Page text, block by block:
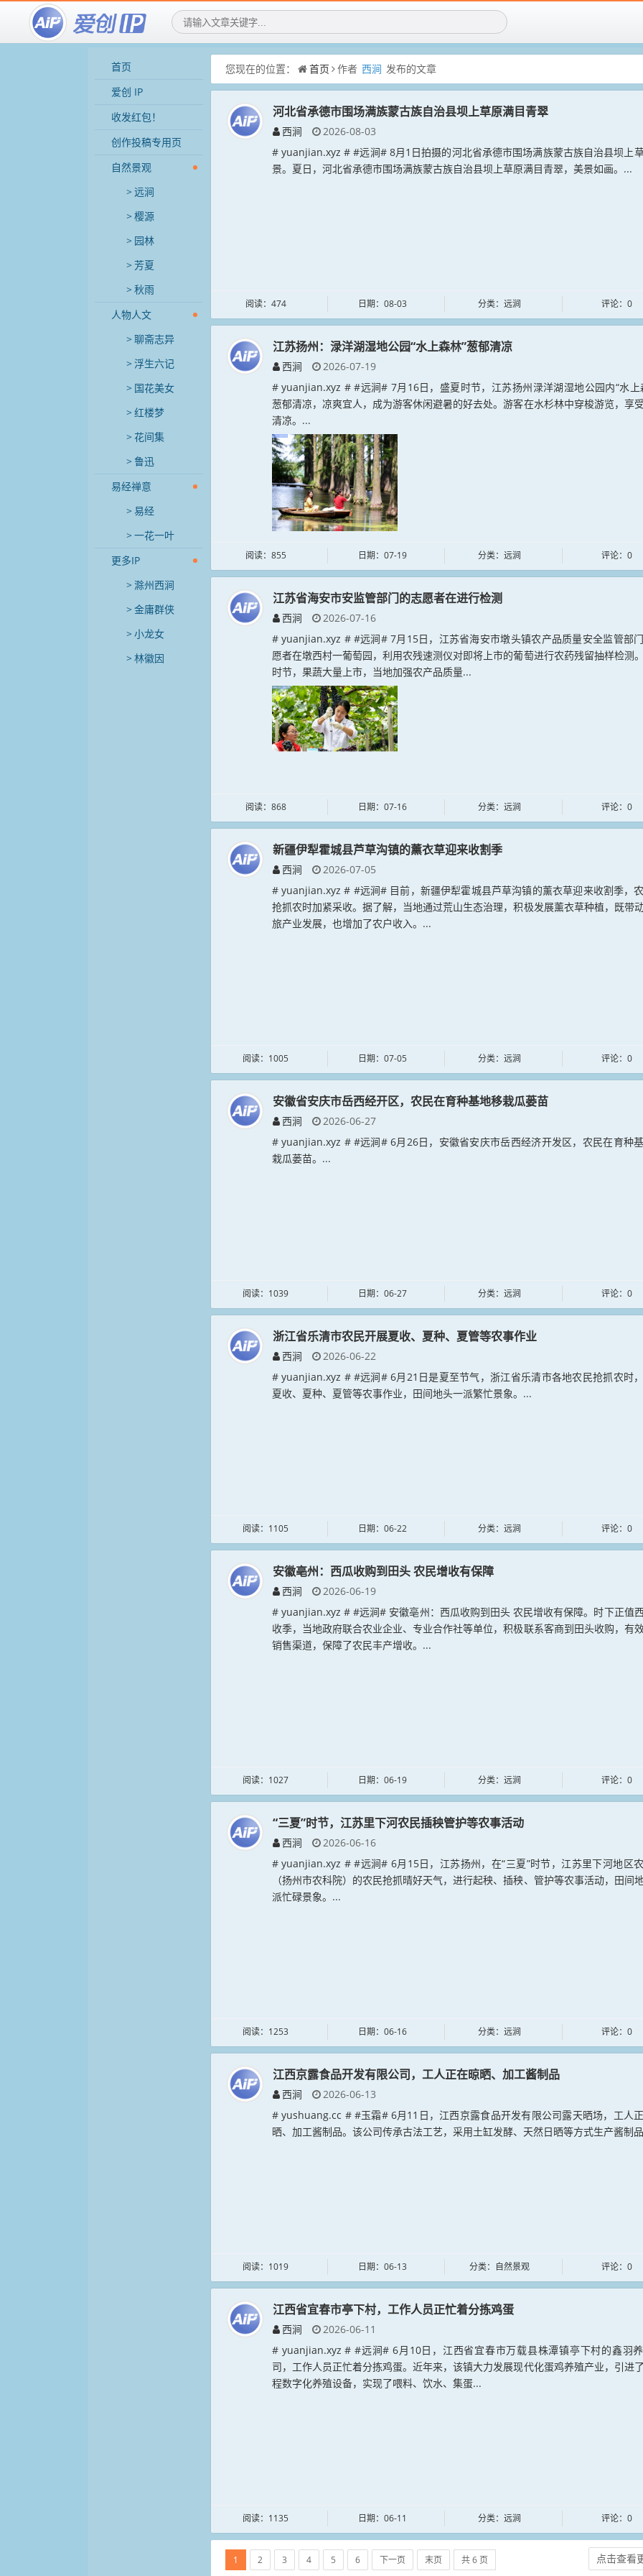
首页
爱创 IP
收发红包！
创作投稿专用页
自然景观
远涧
樱源
园林
芳夏
秋雨
人物人文
聊斋志异
浮生六记
国花美女
红楼梦
花间集
鲁迅
易经禅意
易经
一花一叶
更多IP
滁州西涧
金庸群侠
小龙女
林徽因
您现在的位置： 首页 作者 西涧 发布的文章
河北省承德市围场满族蒙古族自治县坝上草原满目青翠
西涧
2026-08-03
# yuanjian.xyz # #远涧# 8月1日拍摄的河北省承德市围场满族蒙古族自治县坝上
景。夏日，河北省承德市围场满族蒙古族自治县坝上草原满目青翠，美景如画。...
阅读：474 日期：08-03 分类：远涧 评论：0
江苏扬州：渌洋湖湿地公园“水上森林”葱郁清凉
西涧
2026-07-19
# yuanjian.xyz # #远涧# 7月16日，盛夏时节，江苏扬州渌洋湖湿地公园内“水上
葱郁清凉，凉爽宜人，成为游客休闲避暑的好去处。游客在水杉林中穿梭游览，享
清凉。...
阅读：855 日期：07-19 分类：远涧 评论：0
江苏省海安市安监管部门的志愿者在进行检测
西涧
2026-07-16
# yuanjian.xyz # #远涧# 7月15日，江苏省海安市墩头镇农产品质量安全监管部
愿者在墩西村一葡萄园，利用农残速测仪对即将上市的葡萄进行农药残留抽样检测
时节，果蔬大量上市，当地加强农产品质量...
阅读：868 日期：07-16 分类：远涧 评论：0
新疆伊犁霍城县芦草沟镇的薰衣草迎来收割季
西涧
2026-07-05
# yuanjian.xyz # #远涧# 目前，新疆伊犁霍城县芦草沟镇的薰衣草迎来收割季，
抢抓农时加紧采收。据了解，当地通过荒山生态治理，积极发展薰衣草种植，既带
旅产业发展，也增加了农户收入。...
阅读：1005 日期：07-05 分类：远涧 评论：0
安徽省安庆市岳西经开区，农民在育种基地移栽瓜蒌苗
西涧
2026-06-27
# yuanjian.xyz # #远涧# 6月26日，安徽省安庆市岳西经济开发区，农民在育种
栽瓜蒌苗。...
阅读：1039 日期：06-27 分类：远涧 评论：0
浙江省乐清市农民开展夏收、夏种、夏管等农事作业
西涧
2026-06-22
# yuanjian.xyz # #远涧# 6月21日是夏至节气，浙江省乐清市各地农民抢抓农时
夏收、夏种、夏管等农事作业，田间地头一派繁忙景象。...
阅读：1105 日期：06-22 分类：远涧 评论：0
安徽亳州：西瓜收购到田头 农民增收有保障
西涧
2026-06-19
# yuanjian.xyz # #远涧# 安徽亳州：西瓜收购到田头 农民增收有保障。时下正值
收季，当地政府联合农业企业、专业合作社等单位，积极联系客商到田头收购，有
销售渠道，保障了农民丰产增收。...
阅读：1027 日期：06-19 分类：远涧 评论：0
“三夏”时节，江苏里下河农民插秧管护等农事活动
西涧
2026-06-16
# yuanjian.xyz # #远涧# 6月15日，江苏扬州，在“三夏”时节，江苏里下河地区
（扬州市农科院）的农民抢抓晴好天气，进行起秧、插秧、管护等农事活动，田间
派忙碌景象。...
阅读：1253 日期：06-16 分类：远涧 评论：0
江西京露食品开发有限公司，工人正在晾晒、加工酱制品
西涧
2026-06-13
# yushuang.cc # #玉霜# 6月11日，江西京露食品开发有限公司露天晒场，工人
晒、加工酱制品。该公司传承古法工艺，采用土缸发酵、天然日晒等方式生产酱制
阅读：1019 日期：06-13 分类：自然景观 评论：0
江西省宜春市亭下村，工作人员正忙着分拣鸡蛋
西涧
2026-06-11
# yuanjian.xyz # #远涧# 6月10日，江西省宜春市万载县株潭镇亭下村的鑫羽
司，工作人员正忙着分拣鸡蛋。近年来，该镇大力发展现代化蛋鸡养殖产业，引进
程数字化养殖设备，实现了喂料、饮水、集蛋...
阅读：1135 日期：06-11 分类：远涧 评论：0
1 2 3 4 5 6 下一页 末页 共 6 页 点击查看